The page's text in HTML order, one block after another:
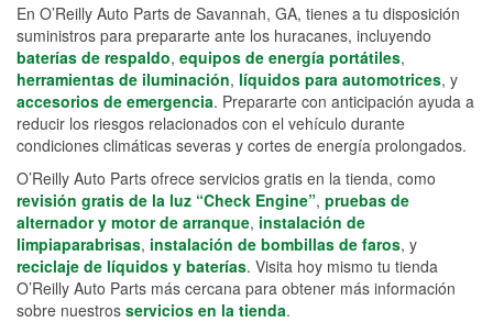
En O’Reilly Auto Parts de Savannah, GA, tienes a tu disposición
suministros para prepararte ante los huracanes, incluyendo
baterías de respaldo, equipos de energía portátiles,
herramientas de iluminación, líquidos para automotrices, y
accesorios de emergencia. Prepararte con anticipación ayuda a
reducir los riesgos relacionados con el vehículo durante
condiciones climáticas severas y cortes de energía prolongados.
O’Reilly Auto Parts ofrece servicios gratis en la tienda, como
revisión gratis de la luz “Check Engine”, pruebas de
alternador y motor de arranque, instalación de
limpiaparabrisas, instalación de bombillas de faros, y
reciclaje de líquidos y baterías. Visita hoy mismo tu tienda
O’Reilly Auto Parts más cercana para obtener más información
sobre nuestros servicios en la tienda.